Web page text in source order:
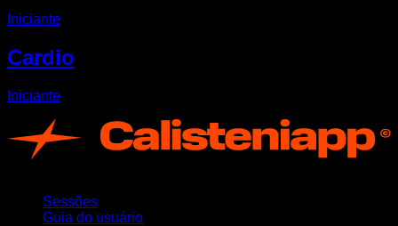
Iniciante
Cardio
Iniciante
Sessões
Guia do usuário